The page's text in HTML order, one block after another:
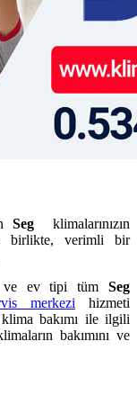
Seg klimalarınızın
birlikte, verimli bir
ve ev tipi tümSeg
merkezi hizmeti
bakımı ile ilgili
bakımını ve